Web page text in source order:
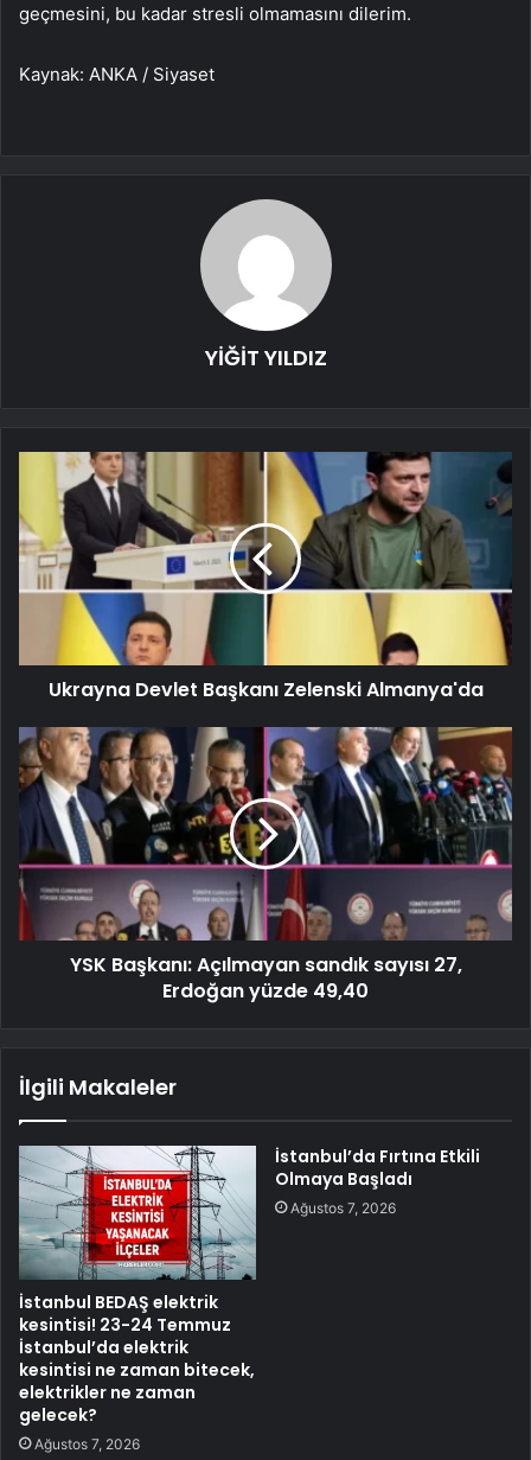
geçmesini, bu kadar stresli olmamasını dilerim.
Kaynak: ANKA / Siyaset
YİĞİT YILDIZ
Ukrayna Devlet Başkanı Zelenski Almanya'da
YSK Başkanı: Açılmayan sandık sayısı 27,
Erdoğan yüzde 49,40
İlgili Makaleler
İstanbul BEDAŞ elektrik
kesintisi! 23-24 Temmuz
İstanbul’da elektrik
kesintisi ne zaman bitecek,
elektrikler ne zaman
gelecek?
Ağustos 7, 2026
İstanbul’da Fırtına Etkili
Olmaya Başladı
Ağustos 7, 2026